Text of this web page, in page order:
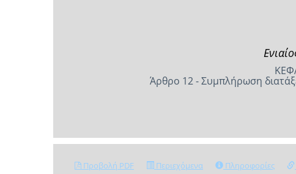
Άρθρο 12 - Συμπλήρωση
Προβολή PDF Περιεχόμενα Πληροφορίες